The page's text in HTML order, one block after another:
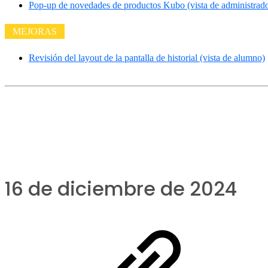
Pop-up de novedades de productos Kubo (vista de
MEJORAS
Revisión del layout de la pantalla de historial (vista de alumno)
16 de diciembre de 2024